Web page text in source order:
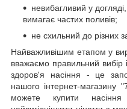
невибагливий у
вимагає частих поливів;
не схильний до різних
Найважливішим етапом у
вважаємо правильний вибір
здоров'я насіння - це
нашого інтернет-магазину
можете купити